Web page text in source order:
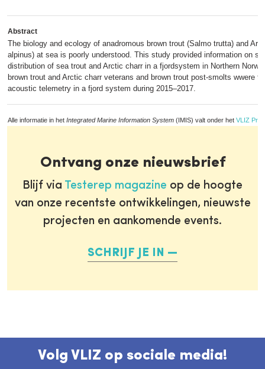
Abstract
The biology and ecology of anadromous brown trout (Salmo trutta) and
alpinus) at sea is poorly understood. This study provided information on
distribution of sea trout and Arctic charr in a fjordsystem in Northern
brown trout and Arctic charr veterans and brown trout post-smolts wwere
acoustic telemetry in a fjord system during 2015–2017.
Alle informatie in het Integrated Marine Information System (IMIS) valt onder het VLIZ
Ontvang onze nieuwsbrief
Blijf via Testerep magazine op de hoogte
van onze recentste ontwikkelingen, nieuwste
projecten en aankomende events.
SCHRIJF JE IN
Volg VLIZ op sociale media!